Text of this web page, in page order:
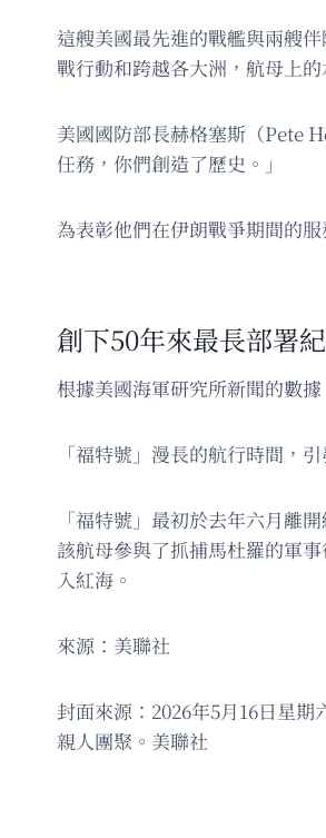
這艘美國最先進的戰艦與兩艘
戰行動和跨越各大洲，航母上
美國國防部長赫格塞斯（Pete
任務，你們創造了歷史。」
為表彰他們在伊朗戰爭期間的
創下50年來最長部署
根據美國海軍研究所新聞的數
「福特號」漫長的航行時間，
「福特號」最初於去年六月離
該航母參與了抓捕馬杜羅的軍
入紅海。
來源：美聯社
封面來源：2026年5月16日星
親人團聚。美聯社